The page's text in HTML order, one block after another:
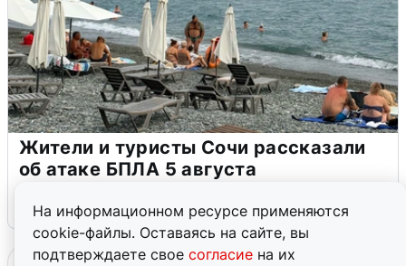
На информационном ресурсе применяются
cookie-файлы. Оставаясь на сайте, вы
подтверждаете свое согласие на их
Жители и туристы Сочи рассказали
об атаке БПЛА 5 августа
5 августа 0